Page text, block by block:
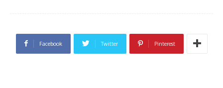
Facebook Twitter Pinterest